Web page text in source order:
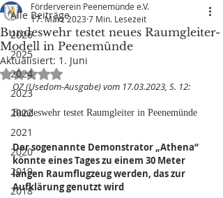
Alle Beiträge
2026
2025
2024
2023
2022
2021
2020
2019
2018
Bundeswehr testet neues Raumgleiter-
Modell in Peenemünde
Förderverein Peenemünde e.V.
17. März 2023 7 Min. Lesezeit
Aktualisiert: 1. Juni
Mit NaN von 5 Sternen bewertet.
OZ (Usedom-Ausgabe) vom 17.03.2023, S. 12:
Bundeswehr testet Raumgleiter in Peenemünde
Der sogenannte Demonstrator „Athena“
könnte eines Tages zu einem 30 Meter
langen Raumflugzeug werden, das zur
Aufklärung genutzt wird